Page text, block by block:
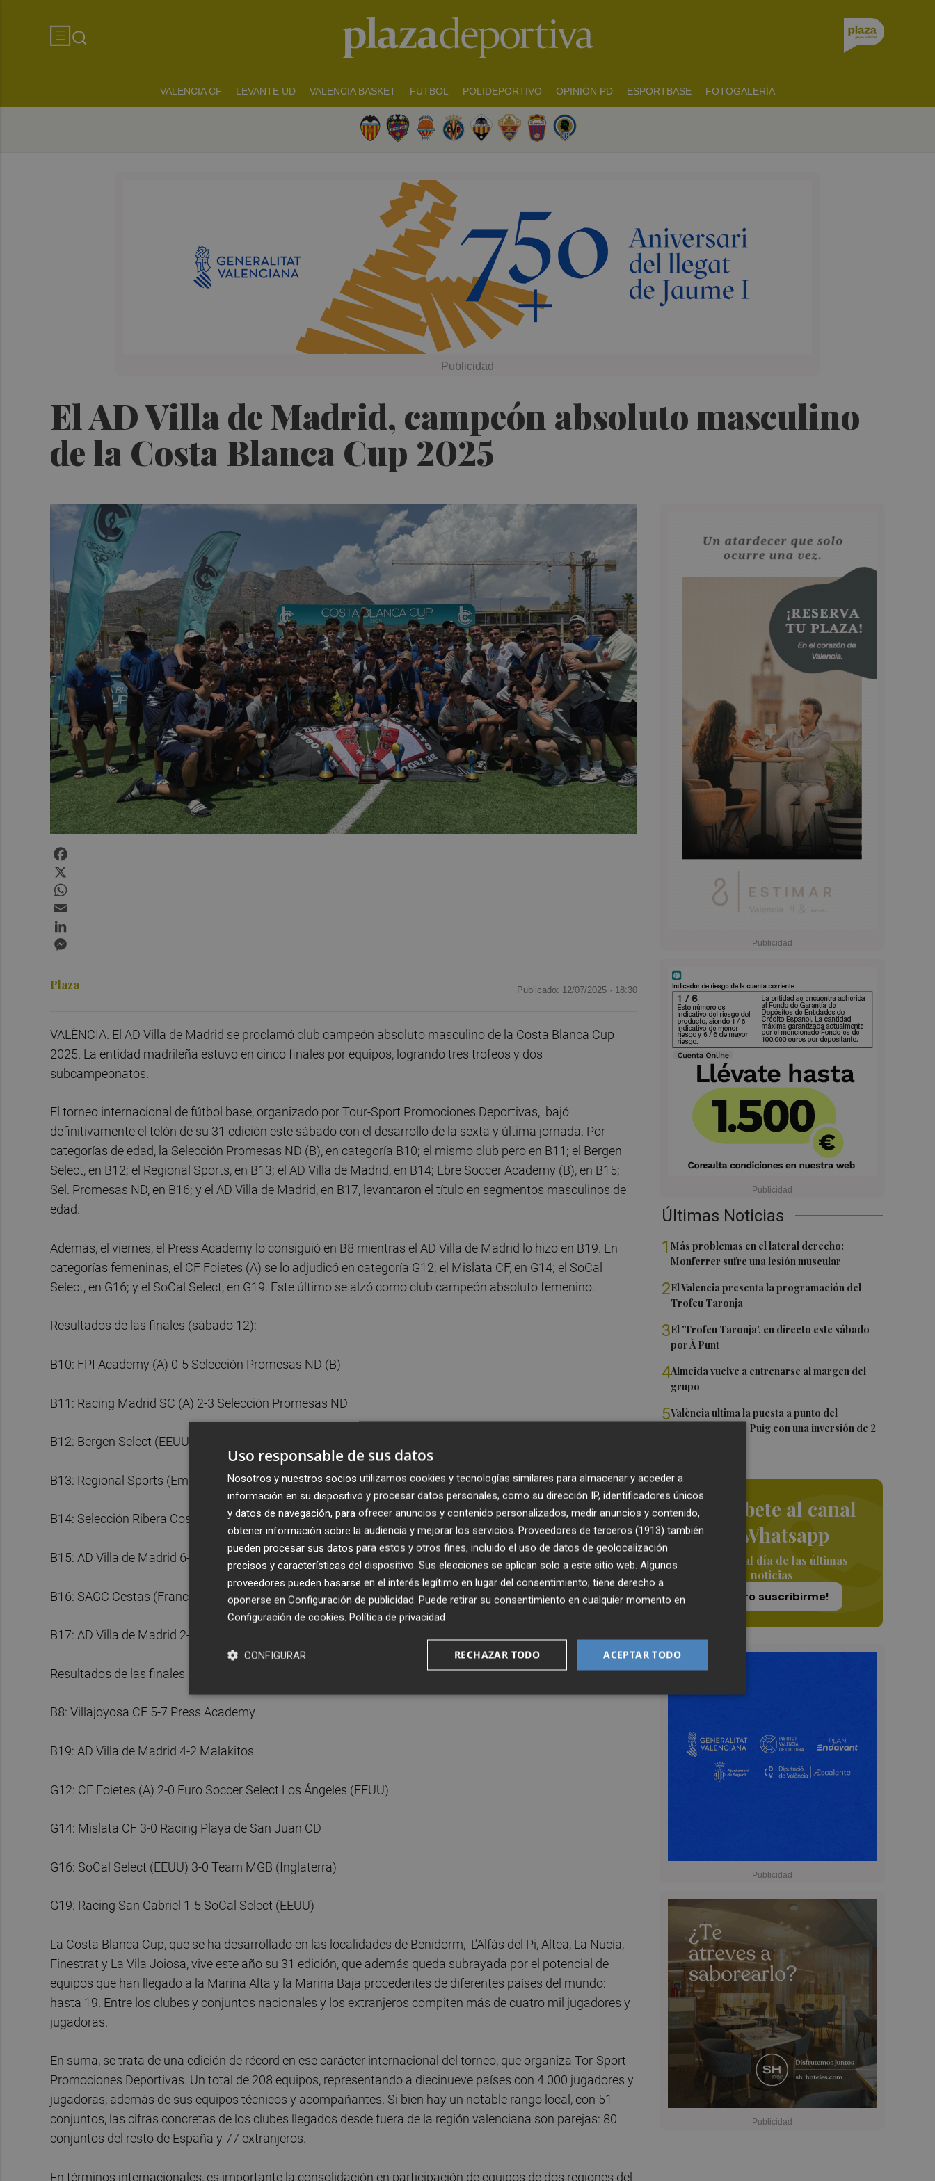
VALENCIA CF LEVANTE UD VALENCIA BASKET FUTBOL POLIDEPORTIVO OPINIÓN PD ESPORTBASE FOTOGALERÍA
El AD Villa de Madrid, campeón absoluto masculino
de la Costa Blanca Cup 2025
Últimas Noticias
1Más problemas en el lateral derecho:
Monferrer sufre una lesión muscular
2El Valencia presenta la programación del
Trofeu Taronja
3El 'Trofeu Taronja', en directo este sábado
por À Punt
4Almeida vuelve a entrenarse al margen del
grupo
5València ultima la puesta a punto del
Velódromo Lluís Puig con una inversión de 2
Suscríbete al canal
de Whatsapp
Siempre al día de las últimas
noticias
¡Quiero suscribirme!
Plaza Publicado: 12/07/2025 · 18:30
VALÈNCIA. El AD Villa de Madrid se proclamó club campeón absoluto masculino de la Costa Blanca Cup
2025. La entidad madrileña estuvo en cinco finales por equipos, logrando tres trofeos y dos
subcampeonatos.
El torneo internacional de fútbol base, organizado por Tour-Sport Promociones Deportivas, bajó
definitivamente el telón de su 31 edición este sábado con el desarrollo de la sexta y última jornada. Por
categorías de edad, la Selección Promesas ND (B), en categoría B10; el mismo club pero en B11; el Bergen
Select, en B12; el Regional Sports, en B13; el AD Villa de Madrid, en B14; Ebre Soccer Academy (B), en B15;
Sel. Promesas ND, en B16; y el AD Villa de Madrid, en B17, levantaron el título en segmentos masculinos de
edad.
Además, el viernes, el Press Academy lo consiguió en B8 mientras el AD Villa de Madrid lo hizo en B19. En
categorías femeninas, el CF Foietes (A) se lo adjudicó en categoría G12; el Mislata CF, en G14; el SoCal
Select, en G16; y el SoCal Select, en G19. Este último se alzó como club campeón absoluto femenino.
Resultados de las finales (sábado 12):
B10: FPI Academy (A) 0-5 Selección Promesas ND (B)
B11: Racing Madrid SC (A) 2-3 Selección Promesas ND
B12: Bergen Select (EEUU) 2-1 AD Villa de Madrid
B13: Regional Sports (Emiratos Árabes) 2-1 Selección Promesas ND
B14: Selección Ribera Costera 0-4 AD Villa de Madrid
B15: AD Villa de Madrid 6-7 Ebre Soccer Academy (B)
B16: SAGC Cestas (Francia) 0-2 Selección Promesas ND
B17: AD Villa de Madrid 2-0 Big Talent México (México)
Resultados de las finales (viernes 11):
B8: Villajoyosa CF 5-7 Press Academy
B19: AD Villa de Madrid 4-2 Malakitos
G12: CF Foietes (A) 2-0 Euro Soccer Select Los Ángeles (EEUU)
G14: Mislata CF 3-0 Racing Playa de San Juan CD
G16: SoCal Select (EEUU) 3-0 Team MGB (Inglaterra)
G19: Racing San Gabriel 1-5 SoCal Select (EEUU)
La Costa Blanca Cup, que se ha desarrollado en las localidades de Benidorm, L’Alfàs del Pi, Altea, La Nucía,
Finestrat y La Vila Joiosa, vive este año su 31 edición, que además queda subrayada por el potencial de
equipos que han llegado a la Marina Alta y la Marina Baja procedentes de diferentes países del mundo:
hasta 19. Entre los clubes y conjuntos nacionales y los extranjeros compiten más de cuatro mil jugadores y
jugadoras.
En suma, se trata de una edición de récord en ese carácter internacional del torneo, que organiza Tor-Sport
Promociones Deportivas. Un total de 208 equipos, representando a diecinueve países con 4.000 jugadores y
jugadoras, además de sus equipos técnicos y acompañantes. Si bien hay un notable rango local, con 51
conjuntos, las cifras concretas de los clubes llegados desde fuera de la región valenciana son parejas: 80
conjuntos del resto de España y 77 extranjeros.
En términos internacionales, es importante la consolidación en participación de equipos de dos regiones del
Uso responsable de sus datos
Nosotros y nuestros socios utilizamos cookies y tecnologías similares para almacenar y acceder a
información en su dispositivo y procesar datos personales, como su dirección IP, identificadores únicos
y datos de navegación, para ofrecer anuncios y contenido personalizados, medir anuncios y contenido,
obtener información sobre la audiencia y mejorar los servicios. Proveedores de terceros (1913) también
pueden procesar sus datos para estos y otros fines, incluido el uso de datos de geolocalización
precisos y características del dispositivo. Sus elecciones se aplican solo a este sitio web. Algunos
proveedores pueden basarse en el interés legítimo en lugar del consentimiento; tiene derecho a
oponerse en Configuración de publicidad. Puede retirar su consentimiento en cualquier momento en
Configuración de cookies. Política de privacidad
ACEPTAR TODO
RECHAZAR TODO
CONFIGURAR